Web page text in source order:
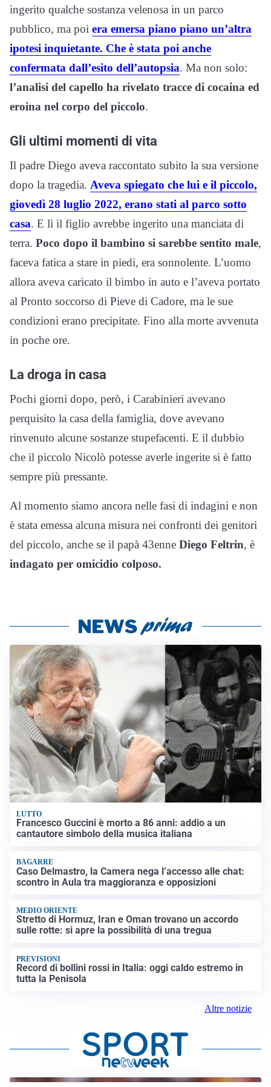
ingerito qualche sostanza velenosa in un parco
pubblico, ma poi era emersa piano piano un’altra
ipotesi inquietante. Che è stata poi anche
confermata dall’esito dell’autopsia. Ma non solo:
l’analisi del capello ha rivelato tracce di cocaina ed
eroina nel corpo del piccolo.
Gli ultimi momenti di vita
Il padre Diego aveva raccontato subito la sua versione
dopo la tragedia. Aveva spiegato che lui e il piccolo,
giovedì 28 luglio 2022, erano stati al parco sotto
casa. E lì il figlio avrebbe ingerito una manciata di
terra. Poco dopo il bambino si sarebbe sentito male,
faceva fatica a stare in piedi, era sonnolente. L’uomo
allora aveva caricato il bimbo in auto e l’aveva portato
al Pronto soccorso di Pieve di Cadore, ma le sue
condizioni erano precipitate. Fino alla morte avvenuta
in poche ore.
La droga in casa
Pochi giorni dopo, però, i Carabinieri avevano
perquisito la casa della famiglia, dove avevano
rinvenuto alcune sostanze stupefacenti. E il dubbio
che il piccolo Nicolò potesse averle ingerite si è fatto
sempre più pressante.
Al momento siamo ancora nelle fasi di indagini e non
è stata emessa alcuna misura nei confronti dei genitori
del piccolo, anche se il papà 43enne Diego Feltrin, è
indagato per omicidio colposo.
LUTTO
Francesco Guccini è morto a 86 anni: addio a un
cantautore simbolo della musica italiana
BAGARRE
Caso Delmastro, la Camera nega l’accesso alle chat:
scontro in Aula tra maggioranza e opposizioni
MEDIO ORIENTE
Stretto di Hormuz, Iran e Oman trovano un accordo
sulle rotte: si apre la possibilità di una tregua
PREVISIONI
Record di bollini rossi in Italia: oggi caldo estremo in
tutta la Penisola
Altre notizie